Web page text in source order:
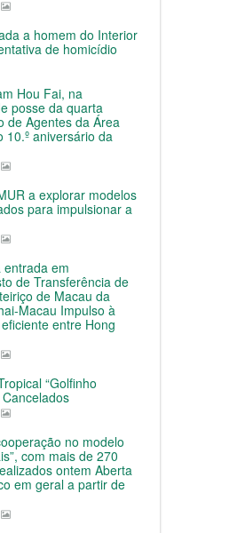
a homem do Interior
de homicídio
Hou Fai, na
posse da quarta
de Agentes da Área
aniversário da
a explorar modelos
para impulsionar a
entrada em
de Transferência de
de Macau da
Macau Impulso à
entre Hong
“Golfinho
no modelo
com mais de 270
ontem Aberta
em geral a partir de